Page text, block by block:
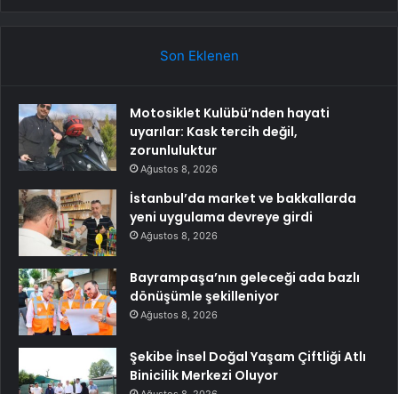
Son Eklenen
Motosiklet Kulübü’nden hayati
uyarılar: Kask tercih değil,
zorunluluktur
Ağustos 8, 2026
İstanbul’da market ve bakkallarda
yeni uygulama devreye girdi
Ağustos 8, 2026
Bayrampaşa’nın geleceği ada bazlı
dönüşümle şekilleniyor
Ağustos 8, 2026
Şekibe İnsel Doğal Yaşam Çiftliği Atlı
Binicilik Merkezi Oluyor